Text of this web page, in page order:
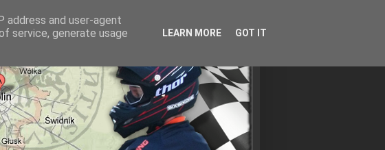
address and user-agent
service, generate usage
LEARN MORE GOT IT